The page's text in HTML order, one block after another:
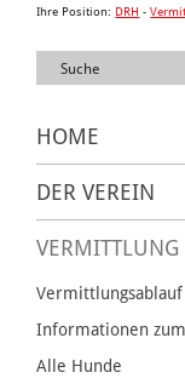
Ihre Position: DRH -
HOME
DER VEREIN
VERMITTLUNG
Vermittlungsablauf
Informationen
Alle Hunde